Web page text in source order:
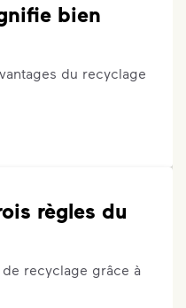
bien
du recyclage
règles du
recyclage grâce à